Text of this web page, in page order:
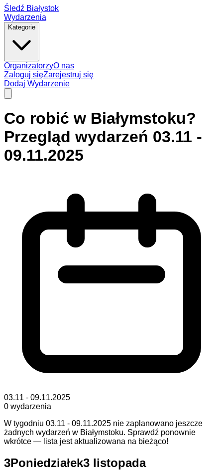
Śledź Białystok
Wydarzenia
Kategorie
OrganizatorzyO nas
Zaloguj sięZarejestruj się
Dodaj Wydarzenie
Co robić w Białymstoku?
Przegląd wydarzeń 03.11 -
09.11.2025
03.11 - 09.11.2025
0 wydarzenia
W tygodniu 03.11 - 09.11.2025 nie zaplanowano jeszcze
żadnych wydarzeń w Białymstoku. Sprawdź ponownie
wkrótce — lista jest aktualizowana na bieżąco!
3Poniedziałek3 listopada